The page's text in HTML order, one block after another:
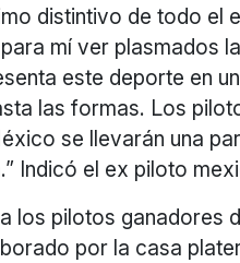
distintivo de todo el
mí ver plasmados
este deporte en
las formas. Los
se llevarán una
Indicó el ex piloto
los pilotos ganadores
por la casa